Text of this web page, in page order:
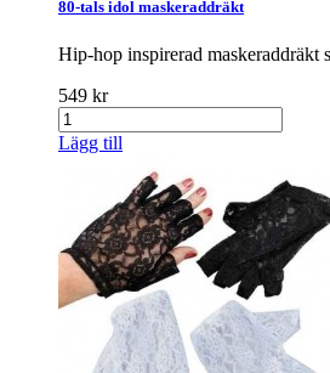
80-tals idol maskeraddräkt
Hip-hop inspirerad maskeraddräkt
549 kr
Lägg till